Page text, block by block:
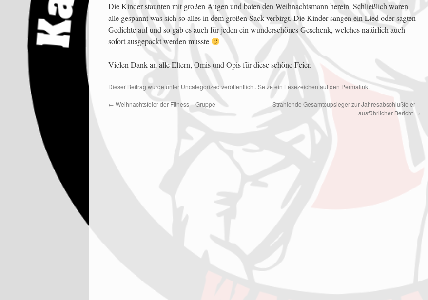
Die Kinder staunten mit großen Augen und baten den Weihnachtsmann herein. Schließlich waren
alle gespannt was sich so alles in dem großen Sack verbirgt. Die Kinder sangen ein Lied oder sagten
Gedichte auf und so gab es auch für jeden ein wunderschönes Geschenk, welches natürlich auch
sofort ausgepackt werden musste
Vielen Dank an alle Eltern, Omis und Opis für diese schöne Feier.
Dieser Beitrag wurde unter Uncategorized veröffentlicht. Setze ein Lesezeichen auf den Permalink.
← Weihnachtsfeier der Fitness – Gruppe
Strahlende Gesamtcupsieger zur Jahresabschlußfeier –
ausführlicher Bericht →